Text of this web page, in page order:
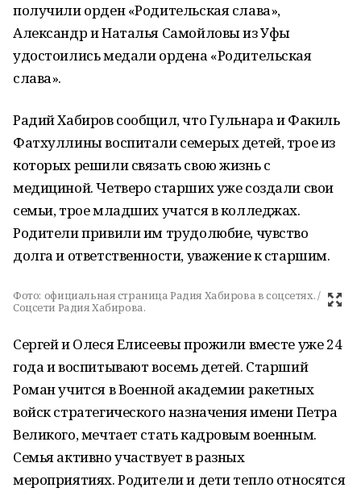
получили орден «Родительская слава»,
Александр и Наталья Самойловы из Уфы
удостоились медали ордена «Родительская
слава».
Радий Хабиров сообщил, что Гульнара и Факиль
Фатхуллины воспитали семерых детей, трое из
которых решили связать свою жизнь с
медициной. Четверо старших уже создали свои
семьи, трое младших учатся в колледжах.
Родители привили им трудолюбие, чувство
долга и ответственности, уважение к старшим.
Фото: официальная страница Радия Хабирова в соцсетях. /
Соцсети Радия Хабирова.
Сергей и Олеся Елисеевы прожили вместе уже 24
года и воспитывают восемь детей. Старший
Роман учится в Военной академии ракетных
войск стратегического назначения имени Петра
Великого, мечтает стать кадровым военным.
Семья активно участвует в разных
мероприятиях. Родители и дети тепло относятся